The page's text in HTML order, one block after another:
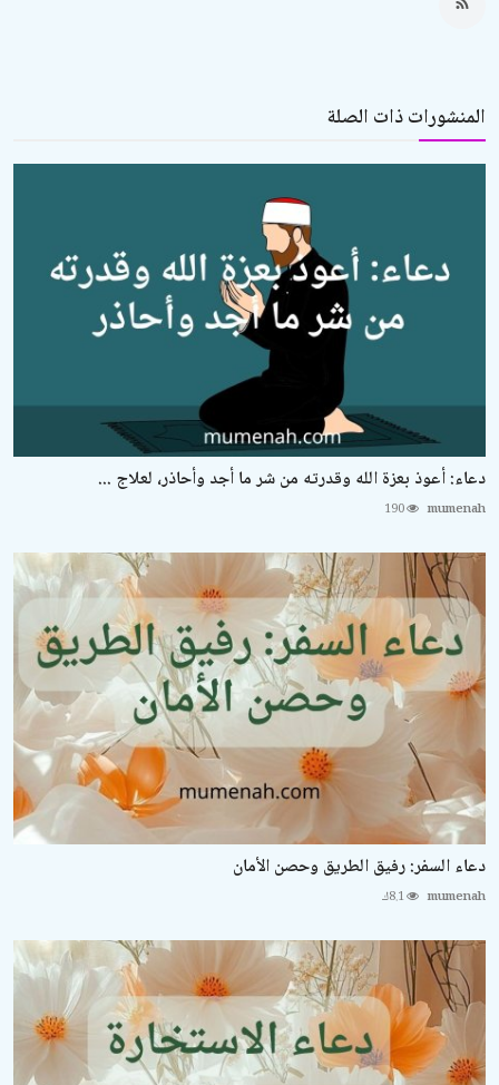
المنشورات ذات الصلة
دعاء: أعوذ بعزة الله وقدرته من شر ما أجد وأحاذر، لعلاج ...
mumenah
دعاء السفر: رفيق الطريق وحصن الأمان
mumenah